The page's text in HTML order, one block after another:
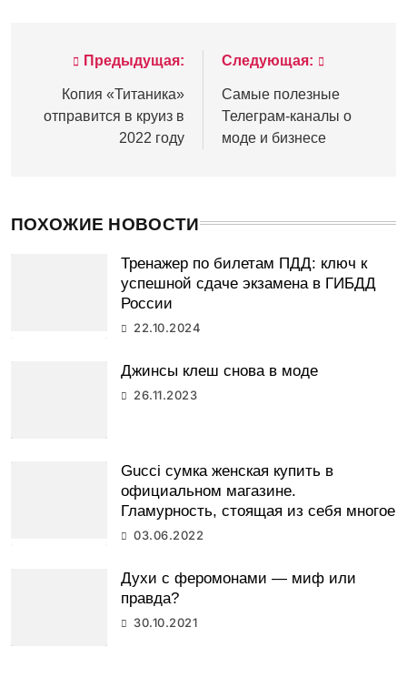
Навигация
записям
Предыдущая:
Копия «Титаника»
отправится в круиз в
2022 году
Следующая:
Самые полезные
Телеграм-каналы о
моде и бизнесе
ПОХОЖИЕ НОВОСТИ
Тренажер по билетам ПДД: ключ к
успешной сдаче экзамена в ГИБДД
России
22.10.2024
Джинсы клеш снова в моде
26.11.2023
Gucci сумка женская купить в
официальном магазине.
Гламурность, стоящая из себя многое
03.06.2022
Духи с феромонами — миф или
правда?
30.10.2021